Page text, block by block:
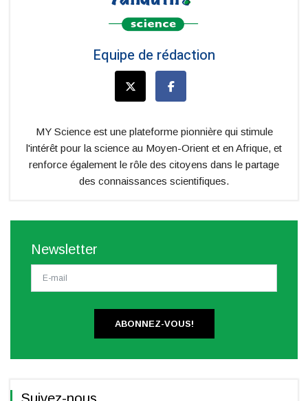
Equipe de rédaction
MY Science est une plateforme pionnière qui stimule
l'intérêt pour la science au Moyen-Orient et en Afrique, et
renforce également le rôle des citoyens dans le partage
des connaissances scientifiques.
Newsletter
ABONNEZ-VOUS!